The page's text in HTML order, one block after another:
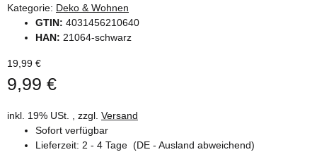
Kategorie: Deko & Wohnen
GTIN: 4031456210640
HAN: 21064-schwarz
19,99 €
9,99 €
inkl. 19% USt. , zzgl. Versand
Sofort verfügbar
Lieferzeit: 2 - 4 Tage (DE - Ausland abweichend)